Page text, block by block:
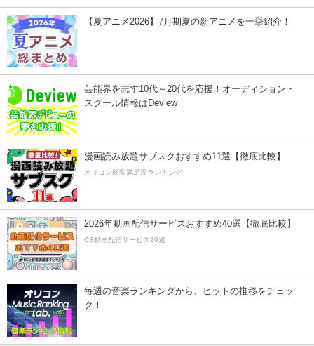
【夏アニメ2026】7月期夏の新アニメを一挙紹介！
芸能界を志す10代～20代を応援！オーディション・
スクール情報はDeview
漫画読み放題サブスクおすすめ11選【徹底比較】
オリコン顧客満足度ランキング
2026年動画配信サービスおすすめ40選【徹底比較】
CS動画配信サービス20選
毎週の音楽ランキングから、ヒットの推移をチェッ
ク！